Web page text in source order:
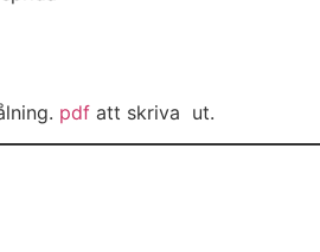
pdf att skriva ut.